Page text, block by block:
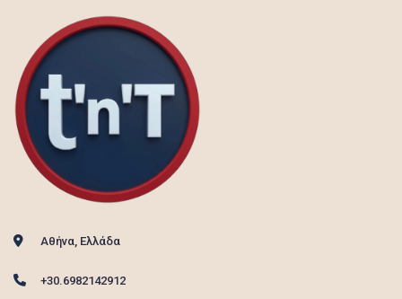
Αθήνα, Ελλάδα
+30.6982142912